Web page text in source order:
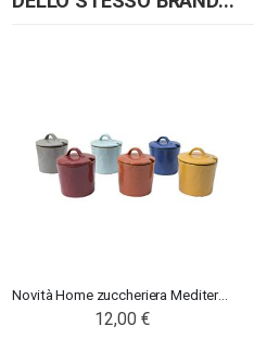
Novità Home zuccheriera Mediterraneo
12,00 €